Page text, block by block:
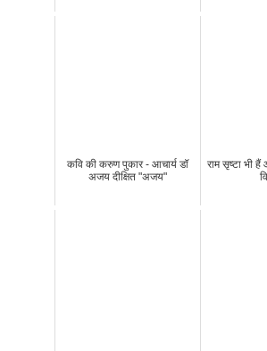
कवि की करुण पुकार - आचार्य डॉ
अजय दीक्षित "अजय"
राम सृष्टा भी